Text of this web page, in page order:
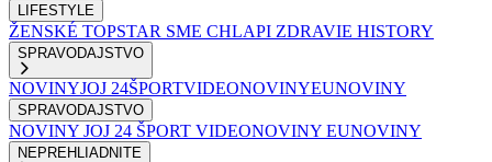
LIFESTYLE
ŽENSKÉ TOPSTAR SME CHLAPI ZDRAVIE HISTORY
SPRAVODAJSTVO
NOVINYJOJ 24ŠPORTVIDEONOVINYEUNOVINY
SPRAVODAJSTVO
NOVINY JOJ 24 ŠPORT VIDEONOVINY EUNOVINY
NEPREHLIADNITE